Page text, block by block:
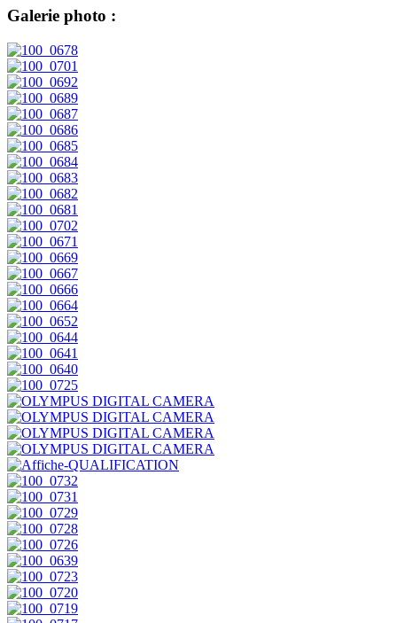
Galerie photo :